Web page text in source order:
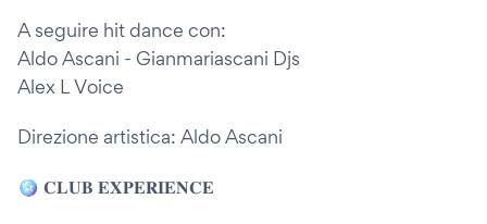
A seguire hit dance con:
Aldo Ascani - Gianmariascani Djs
Alex L Voice
Direzione artistica: Aldo Ascani
🪩 𝐂𝐋𝐔𝐁 𝐄𝐗𝐏𝐄𝐑𝐈𝐄𝐍𝐂𝐄